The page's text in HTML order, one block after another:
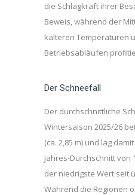
die Schlagkraft ihrer
Beweis, während der
kälteren Temperaturen
Betriebsabläufen
Der Schneefall
Der durchschnittliche
Wintersaison 2025/26
(ca. 2,85 m) und lag
Jahres-Durchschnitt von
der niedrigste Wert seit
Während die Regionen